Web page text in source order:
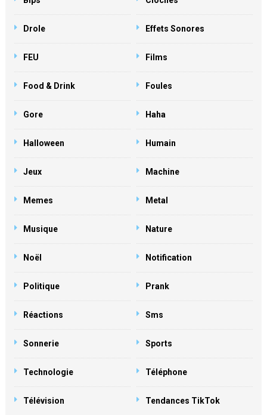
Drole Effets Sonores
FEU Films
Food & Drink Foules
Gore Haha
Halloween Humain
Jeux Machine
Memes Metal
Musique Nature
Noël Notification
Politique Prank
Réactions Sms
Sonnerie Sports
Technologie Téléphone
Télévision Tendances TikTok